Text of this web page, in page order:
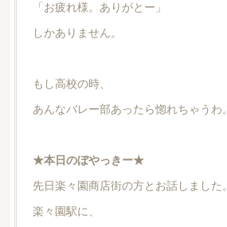
「お疲れ様。ありがとー」
しかありません。
もし高校の時、
あんなバレー部あったら惚れちゃうわ。
★本日のぼやっきー★
先日楽々園商店街の方とお話しました。
楽々園駅に、